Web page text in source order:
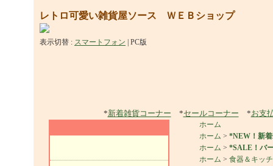
レトロ可愛い雑貨屋ソース ＷＥＢショップ
表示切替 : スマートフォン PC版
*新着雑貨コーナー *セールコーナー *お支
ホーム
ホーム > *NEW！新
ホーム > *SALE！バ
ホーム > 食器＆キッ